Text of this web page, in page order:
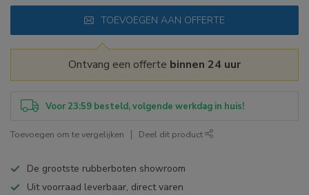
TOEVOEGEN AAN OFFERTE
Ontvang een offerte binnen 24 uur
Voor 23:59 besteld, volgende werkdag in huis!
Toevoegen om te vergelijken Deel dit product
De grootste rubberboten showroom
Uit voorraad leverbaar, direct varen